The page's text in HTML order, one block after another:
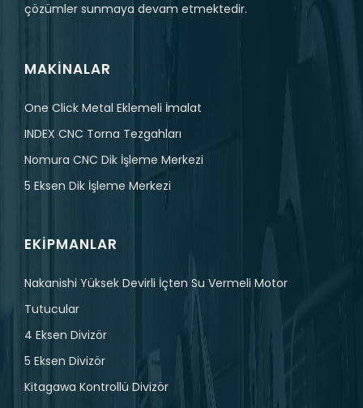
çözümler sunmaya devam etmektedir.
MAKINALAR
One Click Metal Eklemeli İmalat
INDEX CNC Torna Tezgahları
Nomura CNC Dik İşleme Merkezi
5 Eksen Dik İşleme Merkezi
EKIPMANLAR
Nakanishi Yüksek Devirli İçten Su Vermeli Motor
Tutucular
4 Eksen Divizör
5 Eksen Divizör
Kitagawa Kontrollü Divizör